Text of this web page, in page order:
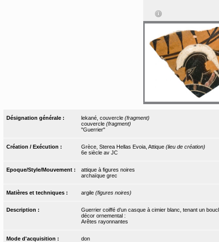
Désignation générale : lekané, couvercle (fragment)
couvercle (fragment)
"Guerrier"
Création / Exécution : Grèce, Sterea Hellas Evoia, Attique (lieu de création)
6e siècle av JC
Epoque/Style/Mouvement :
attique à figures noires
archaïque grec
Matières et techniques : argile (figures noires)
Description :
Guerrier coiffé d’un casque à cimier blanc, tenant un
décor ornemental :
Arêtes rayonnantes
Mode d'acquisition : don